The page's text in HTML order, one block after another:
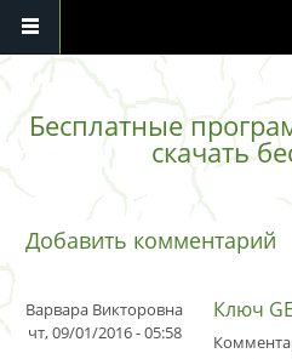
Перейти к основному содержанию
Бесплатные
скачать
Добавить комментарий
Варвара Викторовна
чт, 09/01/2016 - 05:58
Ключ